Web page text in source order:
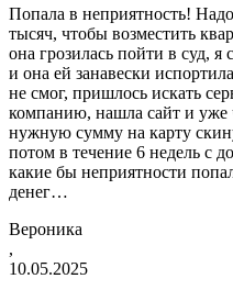
Попала в неприятность!
тысяч, чтобы возместить
она грозилась пойти в суд, я
и она ей занавески
не смог, пришлось искать
компанию, нашла сайт и уже
нужную сумму на карту
потом в течение 6 недель с
какие бы неприятности
денег…
Вероника
,
10.05.2025